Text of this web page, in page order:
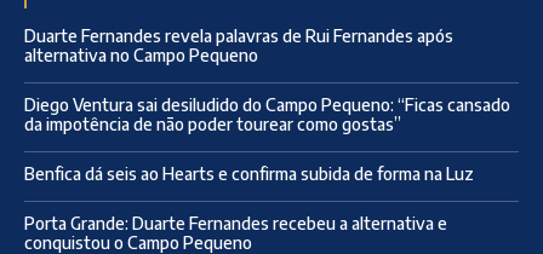
Duarte Fernandes revela palavras de Rui Fernandes após
alternativa no Campo Pequeno
Diego Ventura sai desiludido do Campo Pequeno: “Ficas cansado
da impotência de não poder tourear como gostas”
Benfica dá seis ao Hearts e confirma subida de forma na Luz
Porta Grande: Duarte Fernandes recebeu a alternativa e
conquistou o Campo Pequeno